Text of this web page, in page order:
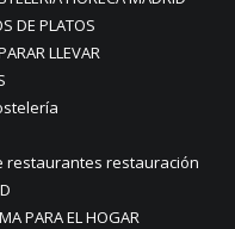
DE PLATOS
LLEVAR
restaurantes restauración
PARA EL HOGAR